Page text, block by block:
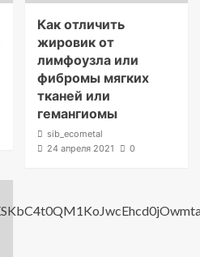
Как отличить
жировик от
лимфоузла или
фибромы мягких
тканей или
гемангиомы
sib_ecometal
24 апреля 2021
0